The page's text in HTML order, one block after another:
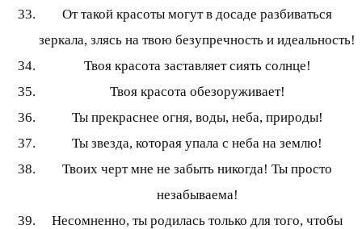
От такой красоты могут в досаде разбиваться
зеркала, злясь на твою безупречность и идеальность!
Твоя красота заставляет сиять солнце!
Твоя красота обезоруживает!
Ты прекраснее огня, воды, неба, природы!
Ты звезда, которая упала с неба на землю!
Твоих черт мне не забыть никогда! Ты просто
незабываема!
Несомненно, ты родилась только для того, чтобы